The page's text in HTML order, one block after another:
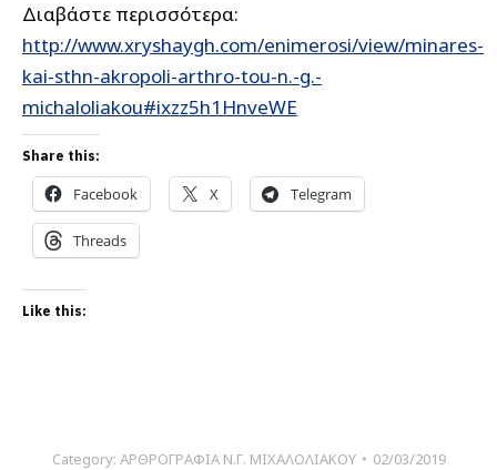
Διαβάστε περισσότερα:
http://www.xryshaygh.com/enimerosi/view/minares-
kai-sthn-akropoli-arthro-tou-n.-g.-
michaloliakou#ixzz5h1HnveWE
Share this:
Facebook X Telegram
Threads
Like this:
Category: ΑΡΘΡΟΓΡΑΦΙΑ Ν.Γ. ΜΙΧΑΛΟΛΙΑΚΟΥ 02/03/2019